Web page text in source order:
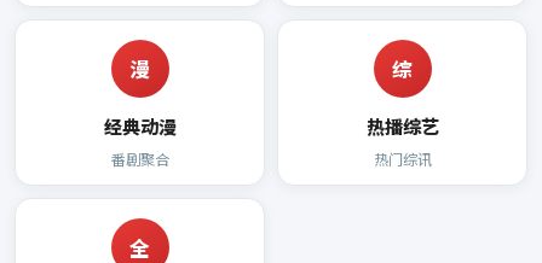
漫
经典动漫
番剧聚合
综
热播综艺
热门综讯
全